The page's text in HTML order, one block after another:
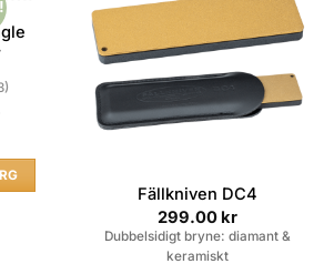
Fällkniven DC4
299.00 kr
Dubbelsidigt bryne: diamant &
keramiskt